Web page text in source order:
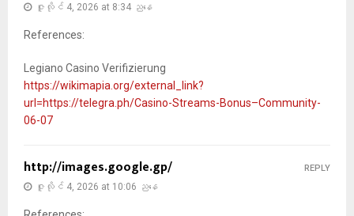
ဇူလိုင် 4, 2026 at 8:34 ညနေ
References:
Legiano Casino Verifizierung
https://wikimapia.org/external_link?
url=https://telegra.ph/Casino-Streams-Bonus–Community-
06-07
http://images.google.gp/
ဇူလိုင် 4, 2026 at 10:06 ညနေ
REPLY